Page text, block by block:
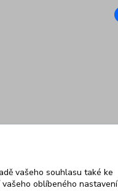
vašeho souhlasu také ke
oblíbeného nastavení